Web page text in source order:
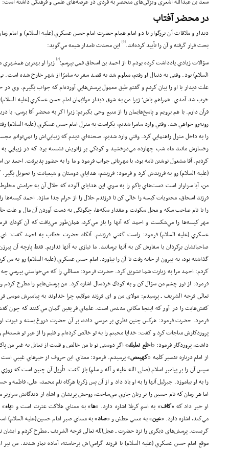
سعد بن عبدالله اشعري ويژگي‌هاي منحصر به فردي در عرصه‌هاي علمي و فرهنگي داشته است:
در محضر آفتاب
ديدار و ملاقات آن بزرگوار با دو امام همام حضرت امام حسن عسكري (علیه السلام) و امام
بحث قرار گرفته و آن را تأييد كرده‌اند.[6]
اين محدث نامدار شيعه مي‌گويد:
سؤالات زيادي يادداشت كرده بودم تا از احمد بن اسحاق قمي بپرسم؛[7] زيرا او بهترين
السلام) بود. وقتي به دنبال او رفتم، معلوم شد به قصد سفر به سامرّا از شهر خارج شده است.
علت ديدار با او را بيان كردم و گفتم طبق معمول پرسش‌هايي آورده‌ام كه جواب بگيرم. وي
خوب شد آمدي. همراهم باش؛ زيرا من به شوق ديدار مولايمان امام حسن عسكري (علیه السلام)
قرآن دارم. با هم برويم و پاسخ‌هايمان را از منبع وحي بگيريم؛ زيرا اگر به محضر آقا برسي، با
روبه‌رو خواهي شد. وقتي وارد سامرا شديم، يكراست به منزل امام حسن عسكري (علیه السلام)
را به داخل منزل راهنمايي كرد. وقتي وارد شديم، صحنه‌اي ديدم كه زيبايي‌اش را نمي‌توانم
رخسارش مانند ماه شب چهارده مي‌درخشيد و كودكي بر زانويش نشسته بود كه در
كرديم. آقا مشغول نوشتن نامه بود، با مهرباني جواب فرمود و ما را به حضور پذيرفت. احمد
(علیه السلام) رو به فرزندش كرد و فرمود: فرزندم، هداياي دوستان و شيعيانت را تحويل
من، آيا سزاوار است دست‌هاي پاكم را به سوي اين هداياي آلوده كه حلال آن به حرامش
فرزند اسحاق، محتويات كيسه را خالي كن تا فرزندم حلال را از حرام جدا سازد. احمد كيسه‌ها
را با نام صاحب سكه و محل سكونت و مقدار سكه‌ها، چگونگي به دست آوردن آن مال و علت
مهر كيسه‌ها را مي‌شكست و احمد كه آنها را باز مي‌كرد، همان‌طور مي‌يافت كه آن كودك
عسكري (علیه السلام) فرمود: راست گفتي فرزندم. آنگاه حضرت خطاب به احمد گفت: اي
صاحبانشان برگردان يا سفارش كن به آنها برسانند. ما نيازي به آنها نداريم. فقط پارچه آن
گذاشته بود، به بيرون از خانه رفت تا آن را بياورد. امام حسن عسكري (علیه السلام) رو به
كردم: احمد مرا به زيارت شما تشويق كرد. حضرت فرمود: مسائلي را كه مي‌خواستي بپرسي
فرمود: از نور چشم من سؤال كن و به كودك خردسال اشاره كرد. من پرسش‌هايم را مطرح كردم و
تعالي فرجه الشريف ـ پرسيدم: مولاي من و اي فرزند مولايم، چرا خداوند به پيامبرش موسي
كفش‌هايت را در آور كه اينجا مكاني مقدس است. علماي فريقين گمان مي‌كنند كه چون
فرمود. حضرت فرمود: هركس چنين نظري بر موسي داده، بر آن حضرت دروغ بسته و نبوت
پروردگارش مناجات كرد و گفت: خدايا محبتم را به تو خالص كرده‌ام و قلبم را از غير تو
داشت، پروردگار فرمود: «اخلع نعليك» اگر دوستي تو با من خالص و قلبت از تمايل به غير من
از امام درباره تفسير كلمه «كهيعص» پرسيدم. فرمود: معناي اين حروف از خبرهاي غيبي است
سپس آن را بر پيامبر اسلام (صلی الله علیه و آله و سلم) باز گفت. تأويل آن چنين است كه
را به او بياموزد. جبرئيل آنها را به او ياد داد و از آن پس زكريا هرگاه نام محمد، علي،
اما هر زمان كه نام حسين را بر زبان جاري مي‌ساخت، روحش پريشان و اشك از ديدگانش
او خبر داد كه «كاف» به اسم كربلا اشاره دارد. «ها» به معناي هلاكت عترت است و «ياء»
مي‌كند، اشاره دارد. «عين» به معني عطش و «صاد» به معناي صبر امام حسين (علیه السلام)
گريست. پرسش‌هاي ديگري را نزد حضرت ـ عجل‌الله تعالي فرجه الشريف ـ مطرح كردم و ايشان
موقع امام حسن عسكري (علیه السلام) با فرزند گرامي‌اش برخاسته، آماده نماز شدند. من